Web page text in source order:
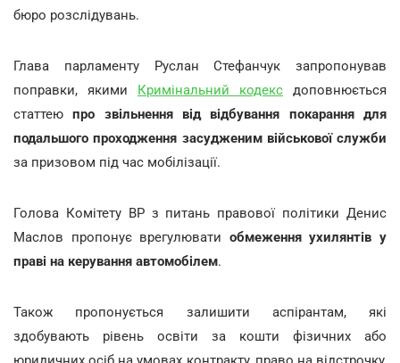
бюро розслідувань.
Глава парламенту Руслан Стефанчук запропонував
поправки, якими Кримінальний кодекс доповнюється
статтеюпро звільнення від відбування покарання для
подальшого проходження засудженим військової служби
за призовом під час мобілізації.
Голова Комітету ВР з питань правової політики Денис
Маслов пропонує врегулювати обмеження ухилянтів у
праві на керування автомобілем.
Також пропонується залишити аспірантам, які
здобувають рівень освіти за кошти фізичних або